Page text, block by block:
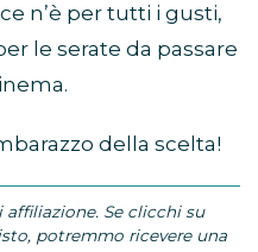
n’è per tutti i gusti,
le serate da passare
della scelta!
Se clicchi su
potremmo ricevere una